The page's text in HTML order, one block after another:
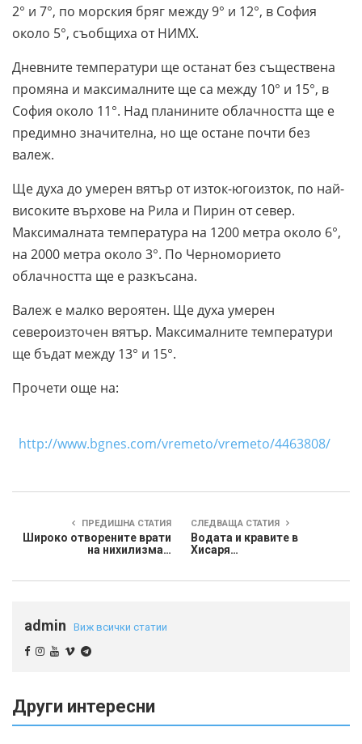
2° и 7°, по морския бряг между 9° и 12°, в София
около 5°, съобщиха от НИМХ.
Дневните температури ще останат без съществена
промяна и максималните ще са между 10° и 15°, в
София около 11°. Над планините облачността ще е
предимно значителна, но ще остане почти без
валеж.
Ще духа до умерен вятър от изток-югоизток, по най-
високите върхове на Рила и Пирин от север.
Максималната температура на 1200 метра около 6°,
на 2000 метра около 3°. По Черноморието
облачността ще е разкъсана.
Валеж е малко вероятен. Ще духа умерен
североизточен вятър. Максималните температури
ще бъдат между 13° и 15°.
Прочети още на:
http://www.bgnes.com/vremeto/vremeto/4463808/
ПРЕДИШНА СТАТИЯ
Широко отворените врати
на нихилизма…
СЛЕДВАЩА СТАТИЯ
Водата и кравите в
Хисаря…
admin Виж всички статии
Други интересни